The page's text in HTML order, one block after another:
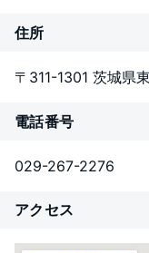
住所
〒311-1301 茨城県
電話番号
029-267-2276
アクセス